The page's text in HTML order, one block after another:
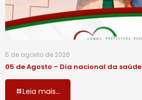
5 de agosto de 2026
05 de Agosto – Dia nacional da saúde
Leia mais...